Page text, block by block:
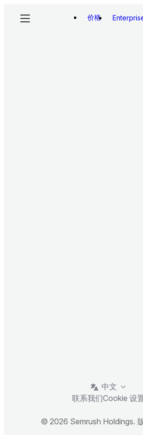
价格
中文
联系我们Cookie 设
© 2026 Semrush Holdings. 版